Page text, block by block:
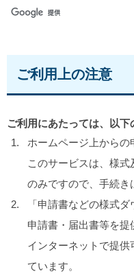
ご利用上の注意
ご利用にあたっては、以下
ホームページ上からの
このサービスは、様
のみですので、手続き
「申請書などの様式
申請書・届出書等を提
インターネットで提供
ています。